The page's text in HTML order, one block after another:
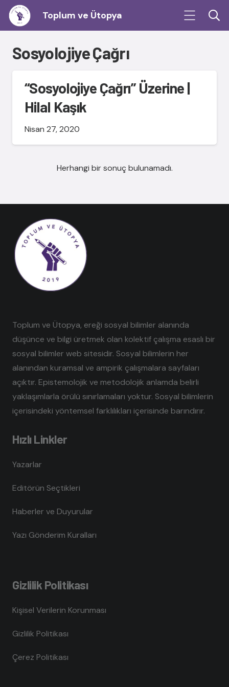
Toplum ve Ütopya
Sosyolojiye Çağrı
“Sosyolojiye Çağrı” Üzerine |
Hilal Kaşık
Nisan 27, 2020
Herhangi bir sonuç bulunamadı.
Toplum ve Ütopya, ereği sosyal bilimler alanında
düşünce ve bilgi üretmek olan kolektif çalışma esaslı bir
sosyal bilimler web sitesidir. Sosyal bilimlerin her
alanından kuramsal ve ampirik çalışmalara sayfaları
açıktır. Epistemolojik ve metodolojik anlamda belirli
yaklaşımlarla örülü sınırlamaları yoktur. Sosyal bilimlerin
içerisindeki yöntemsel farklılıkları içerisinde barındırır.
Hızlı Linkler
Yazarlar
Editörün Seçtikleri
Haberler ve Duyurular
Yazı Gönderim Kuralları
Gizlilik Politikası
Kişisel Verilerin Korunması
Gizlilik Politikası
Çerez Politikası